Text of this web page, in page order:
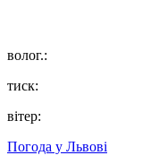
волог.:
тиск:
вітер:
Погода у Львові